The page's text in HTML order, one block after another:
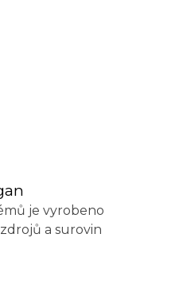
je vyrobeno
a surovin